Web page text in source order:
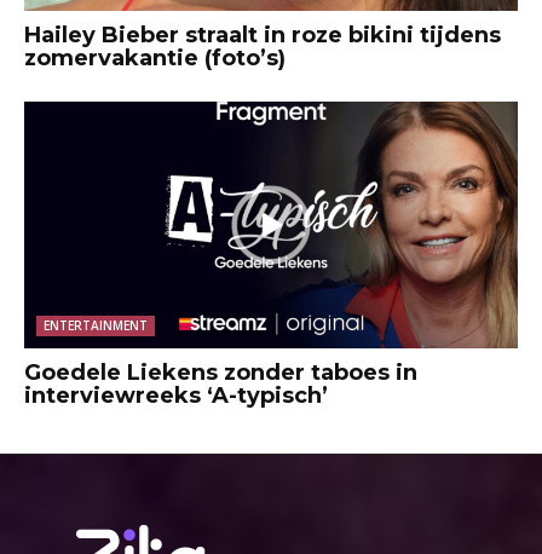
Hailey Bieber straalt in roze bikini tijdens
zomervakantie (foto’s)
ENTERTAINMENT
Goedele Liekens zonder taboes in
interviewreeks ‘A-typisch’